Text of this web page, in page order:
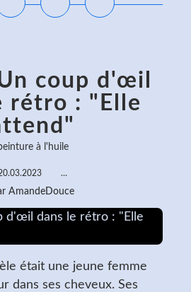
coup d'œil
rétro : "Elle
à l'huile
…
AmandeDouce
était une jeune femme
dans ses cheveux. Ses